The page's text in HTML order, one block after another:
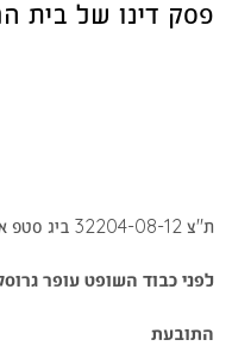
פסק דינו של בית
ת"צ 32204-08-12 ביג סטפ אסטרטגיות בע"מ (לשעבר סניוריטה בע"מ) נ' דור-אלון אנרגיה בישראל (1988) בע"מ
לפני כבוד השופט עופר
התובעת